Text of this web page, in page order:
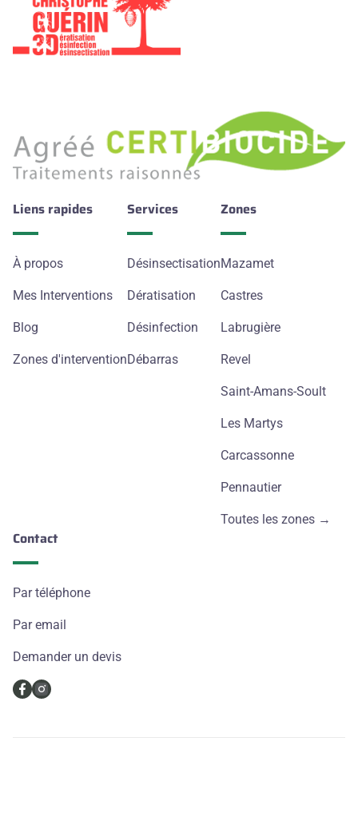
Liens rapides
À propos
Mes Interventions
Blog
Zones d'intervention
Services
Désinsectisation
Dératisation
Désinfection
Débarras
Zones
Mazamet
Castres
Labrugière
Revel
Saint-Amans-Soult
Les Martys
Carcassonne
Pennautier
Toutes les zones →
Contact
Par téléphone
Par email
Demander un devis